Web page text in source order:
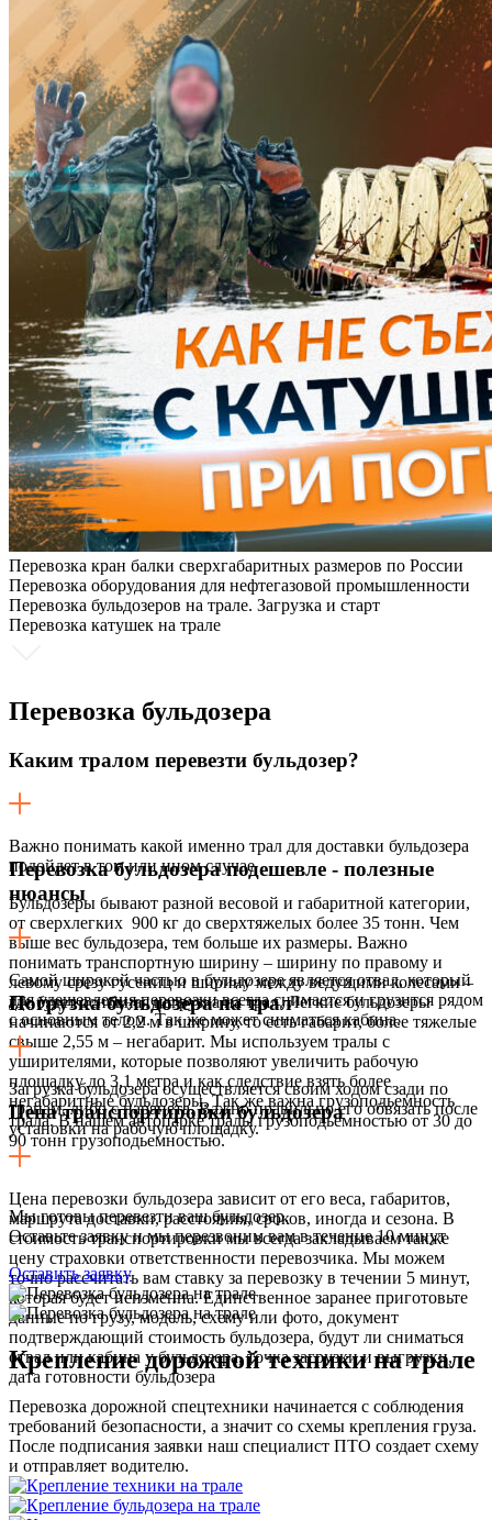
Перевозка кран балки сверхгабаритных размеров по России
Перевозка оборудования для нефтегазовой промышленности
Перевозка бульдозеров на трале. Загрузка и старт
Перевозка катушек на трале
Перевозка бульдозера
Каким тралом перевезти бульдозер?
Важно понимать какой именно трал для доставки бульдозера
подойдет в том или ином случае
Бульдозеры бывают разной весовой и габаритной категории,
от сверхлегких 900 кг до сверхтяжелых более 35 тонн. Чем
выше вес бульдозера, тем больше их размеры. Важно
понимать транспортную ширину – ширину по правому и
левому срезу гусениц и ширину между ведущими колесами –
где будет основная нагрузка на трал. Легкие бульдозеры
начинаются от 2,2 м в ширину, то есть габарит, более тяжелые
свыше 2,55 м – негабарит. Мы используем тралы с
уширителями, которые позволяют увеличить рабочую
площадку до 3,1 метра и как следствие взять более
негабаритные бульдозеры. Так же важна грузоподьемность
трала. В нашем автопарке тралы грузоподьемностью от 30 до
90 тонн грузоподьемностью.
Перевозка бульдозера подешевле - полезные
нюансы
Самой широкой частью в бульдозере является отвал, который
для удешевления перевозки всегда снимается и грузится рядом
с основным телом. Так же может сниматься кабина.
Погрузка бульдозера на трал
Загрузка бульдозера осуществляется своим ходом сзади по
трапам, либо с парапета. Важно правильно его обвязать после
установки на рабочую площадку.
Цена транспортировки бульдозера
Цена перевозки бульдозера зависит от его веса, габаритов,
маршрута доставки, расстояния, сроков, иногда и сезона. В
стоимость транспортировки мы всегда закладываем также
цену страховки ответственности перевозчика. Мы можем
точно рассчитать вам ставку за перевозку в течении 5 минут,
которая будет неизменна. Единственное заранее приготовьте
данные по грузу, модель, схему или фото, документ
подтверждающий стоимость бульдозера, будут ли сниматься
отвал или кабина у бульдозера, точка загрузки и выгрузки,
дата готовности бульдозера
Мы готовы перевезти ваш бульдозер.
Оставьте заявку и мы перезвоним вам в течение 10 минут
Оставить заявку
Крепление дорожной техники на трале
Перевозка дорожной спецтехники начинается с соблюдения
требований безопасности, а значит со схемы крепления груза.
После подписания заявки наш специалист ПТО создает схему
и отправляет водителю.